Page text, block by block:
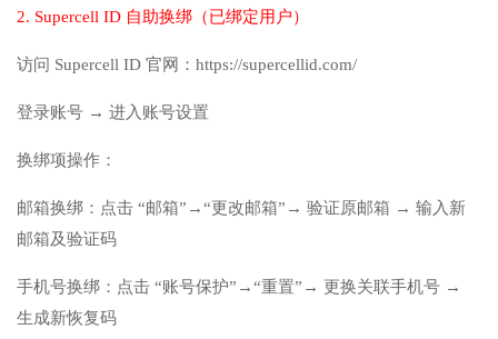
2. Supercell ID 自助换绑（已绑定用户）
访问 Supercell ID 官网：https://supercellid.com/
登录账号 → 进入账号设置
换绑项操作：
邮箱换绑：点击 “邮箱”→“更改邮箱”→ 验证原邮箱 → 输入新
邮箱及验证码
手机号换绑：点击 “账号保护”→“重置”→ 更换关联手机号 →
生成新恢复码